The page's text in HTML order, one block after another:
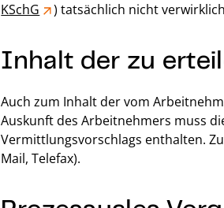
KSchG
) tatsächlich nicht
Inhalt der zu
Auch zum Inhalt der vom
Auskunft des Arbeitnehmers muss
Vermittlungsvorschlags enthalten.
Mail, Telefax).